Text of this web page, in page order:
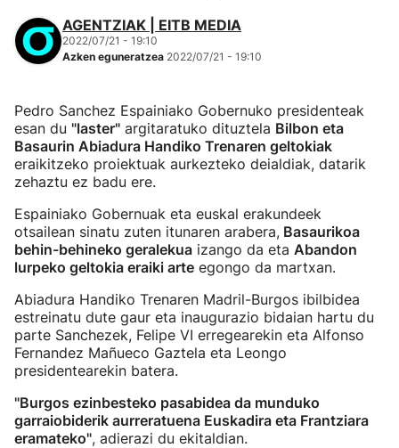
AGENTZIAK | EITB MEDIA
2022/07/21 - 19:10
Azken eguneratzea 2022/07/21 - 19:10
Pedro Sanchez Espainiako Gobernuko presidenteak
esan du "laster" argitaratuko dituztela Bilbon eta
Basaurin Abiadura Handiko Trenaren geltokiak
eraikitzeko proiektuak aurkezteko deialdiak, datarik
zehaztu ez badu ere.
Espainiako Gobernuak eta euskal erakundeek
otsailean sinatu zuten itunaren arabera, Basaurikoa
behin-behineko geralekua izango da eta Abandon
lurpeko geltokia eraiki arte egongo da martxan.
Abiadura Handiko Trenaren Madril-Burgos ibilbidea
estreinatu dute gaur eta inaugurazio bidaian hartu du
parte Sanchezek, Felipe VI erregearekin eta Alfonso
Fernandez Mañueco Gaztela eta Leongo
presidentearekin batera.
"Burgos ezinbesteko pasabidea da munduko
garraiobiderik aurreratuena Euskadira eta Frantziara
eramateko", adierazi du ekitaldian.